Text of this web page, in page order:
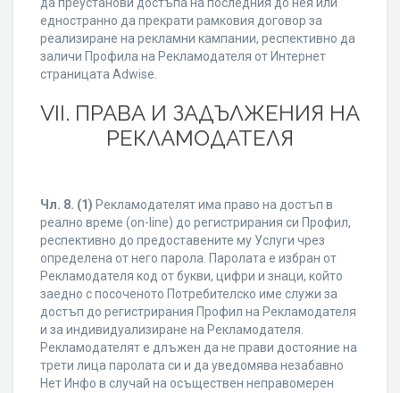
едностранно да прекрати рамковия договор за
реализиране на рекламни кампании, респективно да
заличи Профила на Рекламодателя от Интернет
страницата Adwise.
VII. ПРАВА И ЗАДЪЛЖЕНИЯ НА
РЕКЛАМОДАТЕЛЯ
Чл. 8. (1) Рекламодателят има право на достъп в
реално време (on-line) до регистрирания си Профил,
респективно до предоставените му Услуги чрез
определена от него парола. Паролата е избран от
Рекламодателя код от букви, цифри и знаци, който
заедно с посоченото Потребителско име служи за
достъп до регистрирания Профил на Рекламодателя
и за индивидуализиране на Рекламодателя.
Рекламодателят е длъжен да не прави достояние на
трети лица паролата си и да уведомява незабавно
Нет Инфо в случай на осъществен неправомерен